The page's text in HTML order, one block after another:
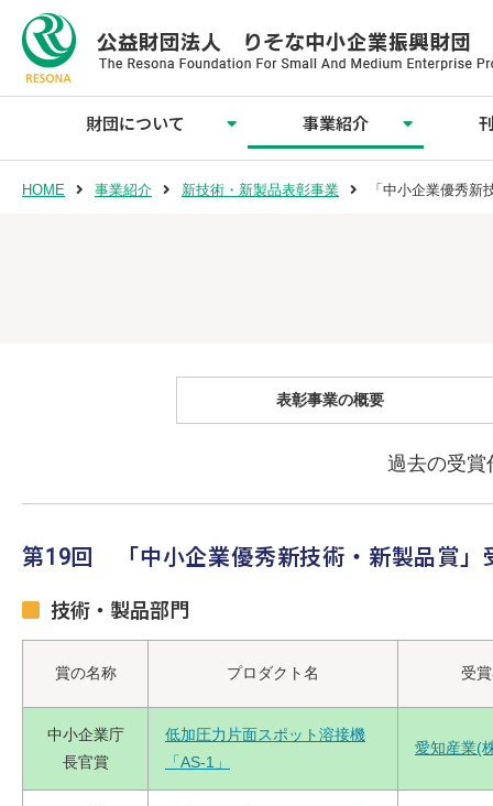
財団について 事業紹介
HOME 事業紹介 新技術・新製品表彰事業 「中小企業優秀
表彰事業の概要
過去の受賞
第19回 「中小企業優秀新技術・新製品賞」
技術・製品部門
賞の名称 プロダクト名 受
中小企業庁
長官賞
低加圧力片面スポット溶接機
「AS-1」
愛知産業(